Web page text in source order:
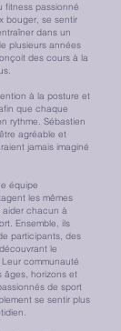
fitness passionné
bouger, se sentir
dans un
plusieurs années
des cours à la
à la posture et
que chaque
rythme. Sébastien
agréable et
jamais imaginé
équipe
les mêmes
aider chacun à
Ensemble, ils
participants, des
le
communauté
âges, horizons et
de sport
se sentir plus